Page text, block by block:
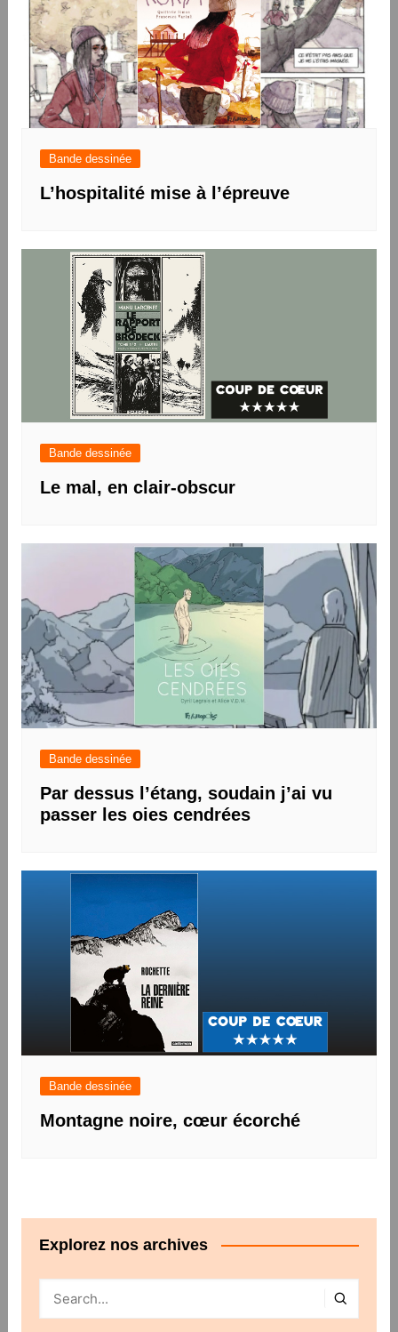
Bande dessinée
L’hospitalité mise à l’épreuve
Bande dessinée
Le mal, en clair-obscur
Bande dessinée
Par dessus l’étang, soudain j’ai vu
passer les oies cendrées
Bande dessinée
Montagne noire, cœur écorché
Explorez nos archives